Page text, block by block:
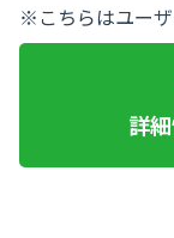
※こちらはユー
詳